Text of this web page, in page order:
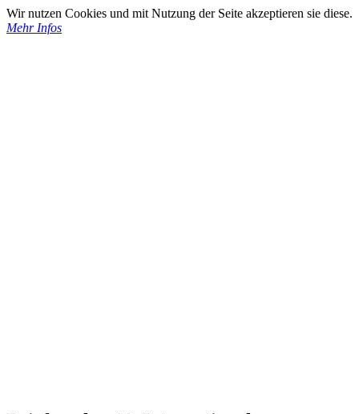
Wir nutzen Cookies und mit Nutzung der Seite akzeptieren sie diese.
Mehr Infos